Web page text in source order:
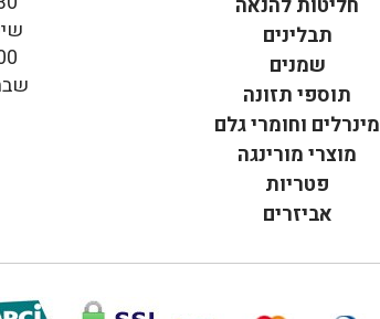
חליטות להנאה
תבלינים
שמנים
תוספי תזונה
מינרלים וחומרי גלם
מוצרי מורינגה
פטריות
אביזרים